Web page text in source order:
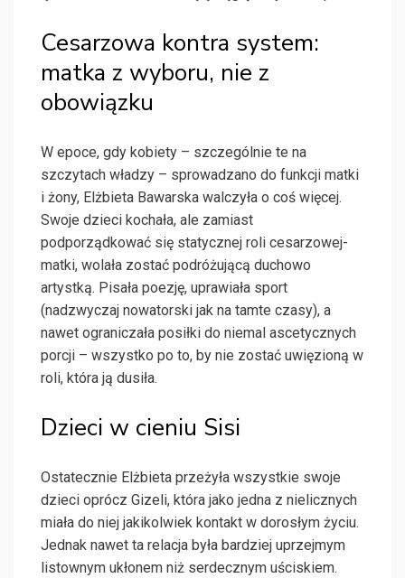
Cesarzowa kontra system:
matka z wyboru, nie z
obowiązku
W epoce, gdy kobiety – szczególnie te na
szczytach władzy – sprowadzano do funkcji matki
i żony, Elżbieta Bawarska walczyła o coś więcej.
Swoje dzieci kochała, ale zamiast
podporządkować się statycznej roli cesarzowej-
matki, wolała zostać podróżującą duchowo
artystką. Pisała poezję, uprawiała sport
(nadzwyczaj nowatorski jak na tamte czasy), a
nawet ograniczała posiłki do niemal ascetycznych
porcji – wszystko po to, by nie zostać uwięzioną w
roli, która ją dusiła.
Dzieci w cieniu Sisi
Ostatecznie Elżbieta przeżyła wszystkie swoje
dzieci oprócz Gizeli, która jako jedna z nielicznych
miała do niej jakikolwiek kontakt w dorosłym życiu.
Jednak nawet ta relacja była bardziej uprzejmym
listownym ukłonem niż serdecznym uściskiem.